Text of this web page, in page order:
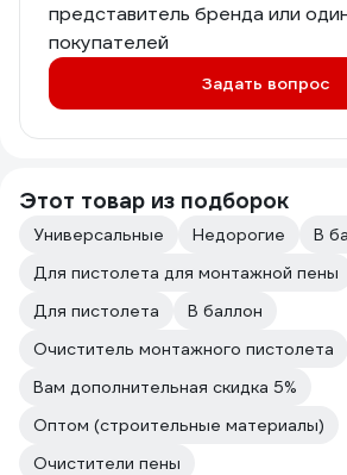
представитель бренда или
покупателей
Задать вопрос
Этот товар из подборок
Универсальные Недорогие
В
Для пистолета для монтажной пены
Для пистолета
В баллон
Очиститель монтажного пистолета
Вам дополнительная скидка 5%
Оптом (строительные материалы)
Очистители пены